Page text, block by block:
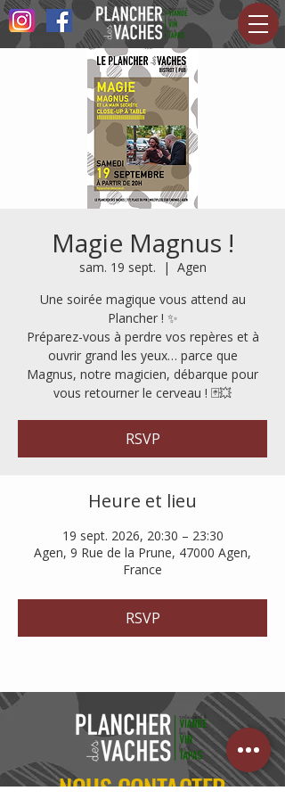
Magie Magnus !
sam. 19 sept.
  |
Agen
Une soirée magique vous attend au
Plancher ! ✨
Préparez-vous à perdre vos repères et à
ouvrir grand les yeux… parce que
Magnus, notre magicien, débarque pour
vous retourner le cerveau ! 🃏💥
RSVP
Heure et lieu
19 sept. 2026, 20:30 – 23:30
Agen, 9 Rue de la Prune, 47000 Agen,
France
RSVP
NOUS CONTACTER